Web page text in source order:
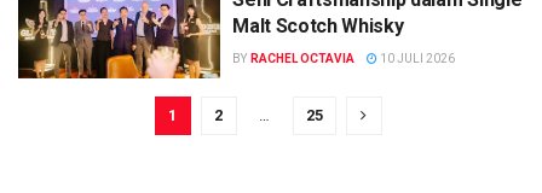
Malt Scotch Whisky
BY RACHEL OCTAVIA 10 JULI 2026
1 2 25